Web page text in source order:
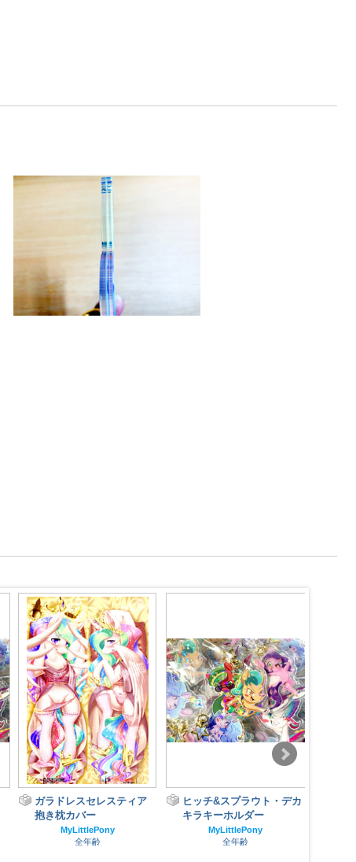
ガラドレスセレスティア
抱き枕カバー
MyLittlePony
全年齢
ヒッチ&スプラウト・デカ
キラキーホルダー
MyLittlePony
全年齢